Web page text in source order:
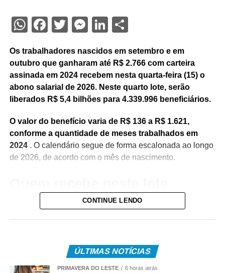
WhatsApp
Facebook
Twitter
Messenger
LinkedIn
Share
Os trabalhadores nascidos em setembro e em
outubro que ganharam até R$ 2.766 com carteira
assinada em 2024 recebem nesta quarta-feira (15) o
abono salarial de 2026. Neste quarto lote, serão
liberados R$ 5,4 bilhões para 4.339.996 beneficiários.
O valor do benefício varia de R$ 136 a R$ 1.621,
conforme a quantidade de meses trabalhados em
2024. O calendário segue de forma escalonada ao longo
de 2026, de acordo com o mês de nascimento.
Do total de contemplados em maio:
pagamento feito pela Caixa Econômica Federal,
CONTINUE LENDO
ÚLTIMAS NOTÍCIAS
PRIMAVERA DO LESTE 6 horas atrás